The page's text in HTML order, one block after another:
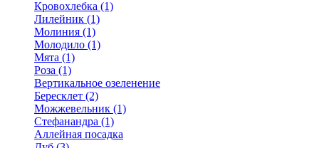
Кровохлебка (1)
Лилейник (1)
Молиния (1)
Молодило (1)
Мята (1)
Роза (1)
Вертикальное озеленение
Бересклет (2)
Можжевельник (1)
Стефанандра (1)
Аллейная посадка